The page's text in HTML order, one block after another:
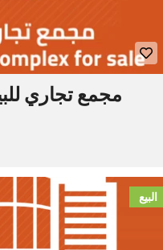
مجمع تجاري
البيع